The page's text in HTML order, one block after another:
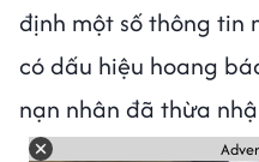
định một số thông tin
có dấu hiệu hoang
nạn nhân đã thừa